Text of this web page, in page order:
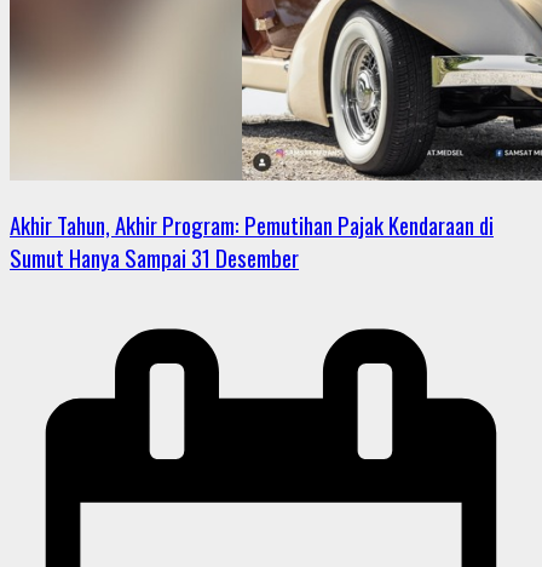
Akhir Tahun, Akhir Program: Pemutihan Pajak Kendaraan di
Sumut Hanya Sampai 31 Desember